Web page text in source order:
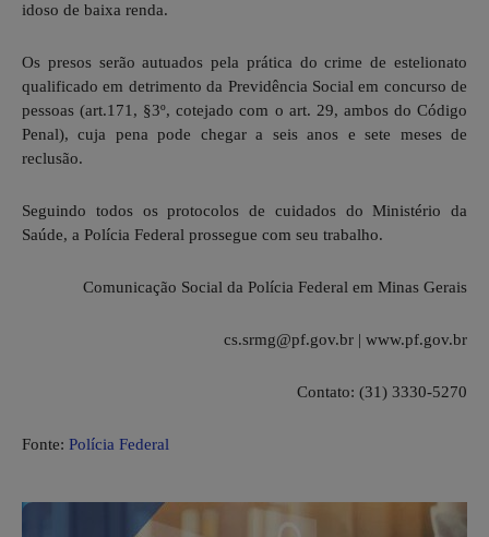
idoso de baixa renda.
Os presos serão autuados pela prática do crime de estelionato
qualificado em detrimento da Previdência Social em concurso de
pessoas (art.171, §3º, cotejado com o art. 29, ambos do Código
Penal), cuja pena pode chegar a seis anos e sete meses de
reclusão.
Seguindo todos os protocolos de cuidados do Ministério da
Saúde, a Polícia Federal prossegue com seu trabalho.
Comunicação Social da Polícia Federal em Minas Gerais
cs.srmg@pf.gov.br | www.pf.gov.br
Contato: (31) 3330-5270
Fonte: Polícia Federal